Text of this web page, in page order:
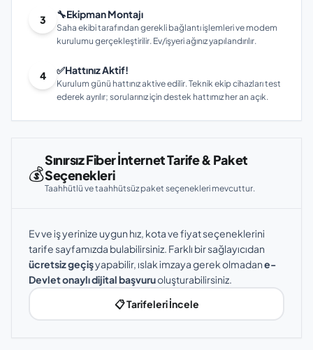
3 🔧Ekipman Montajı
Saha ekibi tarafından gerekli bağlantı işlemleri ve modem
kurulumu gerçekleştirilir. Ev/işyeri ağınız yapılandırılır.
4 ✅Hattınız Aktif!
Kurulum günü hattınız aktive edilir. Teknik ekip cihazları test
ederek ayrılır; sorularınız için destek hattımız her an açık.
💰
Sınırsız Fiber İnternet Tarife & Paket
Seçenekleri
Taahhütlü ve taahhütsüz paket seçenekleri mevcuttur.
Ev ve iş yerinize uygun hız, kota ve fiyat seçeneklerini
tarife sayfamızda bulabilirsiniz. Farklı bir sağlayıcıdan
ücretsiz geçişyapabilir, ıslak imzaya gerek olmadane-
Devlet onaylı dijital başvuruoluşturabilirsiniz.
📋 Tarifeleri İncele